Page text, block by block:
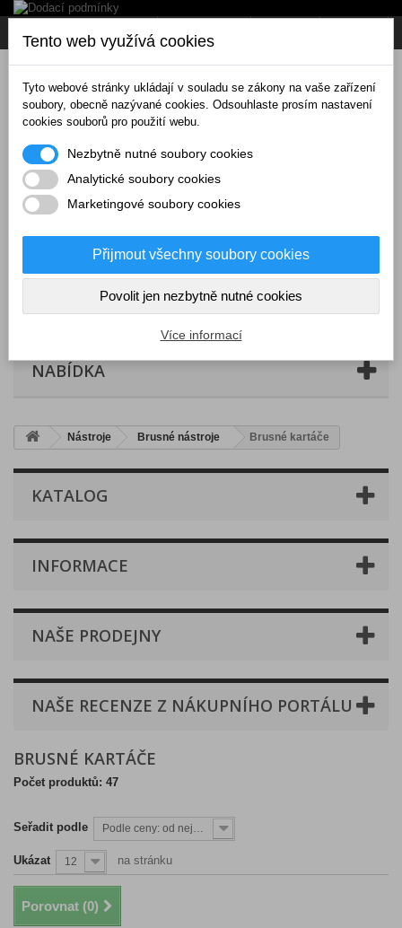
Košík (prázdný)
NABÍDKA
Nástroje Brusné nástroje Brusné kartáče
KATALOG
INFORMACE
NAŠE PRODEJNY
NAŠE RECENZE Z NÁKUPNÍHO PORTÁLU
BRUSNÉ KARTÁČE
Počet produktů: 47
Seřadit podle Podle ceny: od nejnižší
Ukázat 12 na stránku
Porovnat (0)
Tento web využívá cookies
Tyto webové stránky ukládají v souladu se zákony na vaše zařízení
soubory, obecně nazývané cookies. Odsouhlaste prosím nastavení
cookies souborů pro použití webu.
Nezbytně nutné soubory cookies
Analytické soubory cookies
Marketingové soubory cookies
Přijmout všechny soubory cookies
Povolit jen nezbytně nutné cookies
Více informací